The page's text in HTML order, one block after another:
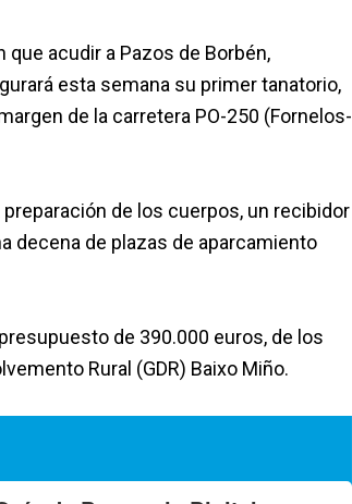
acudir a Pazos de Borbén,
esta semana su primer tanatorio,
de la carretera PO-250 (Fornelos-
de los cuerpos, un recibidor
decena de plazas de aparcamiento
de 390.000 euros, de los
Rural (GDR) Baixo Miño.